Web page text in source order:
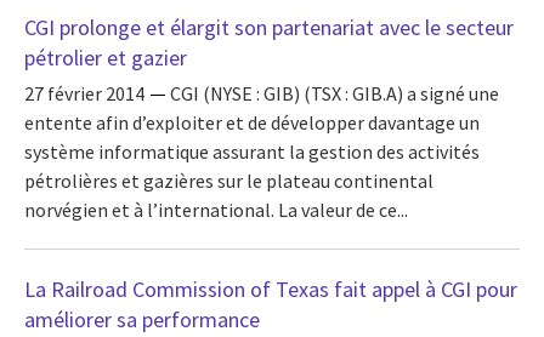
CGI prolonge et élargit son partenariat avec le secteur
pétrolier et gazier
27 février 2014
CGI (NYSE : GIB) (TSX : GIB.A) a signé une
entente afin d’exploiter et de développer davantage un
système informatique assurant la gestion des activités
pétrolières et gazières sur le plateau continental
norvégien et à l’international. La valeur de ce...
La Railroad Commission of Texas fait appel à CGI pour
améliorer sa performance